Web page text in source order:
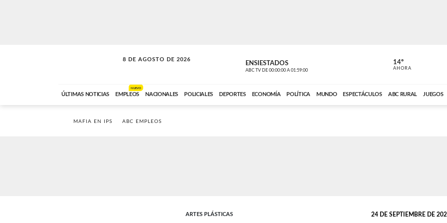
8 DE AGOSTO DE 2026
SOLO MÚSICA ENSIESTADOS
ABC TV DE 00:00:00 A 01:59:00 ABC CARDINAL
14º
AHORA
ÚLTIMAS NOTICIAS EMPLEOS
NUEVO
NACIONALES POLICIALES DEPORTES ECONOMÍA POLÍTICA MUNDO ESPECTÁCULOS ABC RURAL JUEGOS
MAFIA EN IPS ABC EMPLEOS
ARTES PLÁSTICAS 24 DE SEPTIEMBRE DE